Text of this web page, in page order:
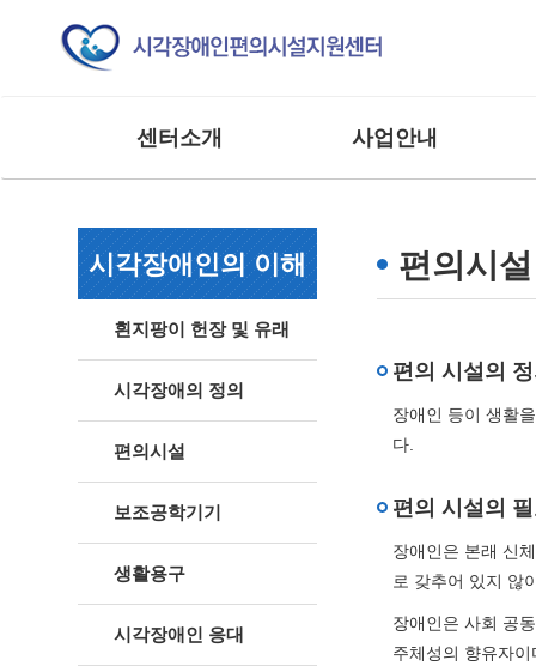
센터소개
조직도
연혁
사업 및 행사
사업안내
모니터링 사업
연구 및 제도개선사업
상담 및 점검 사업
기타 외부 용역 사업
시각장애인의 이해
흰지팡이 헌장 및 유래
시각장애의 정의
편의시설
보조공학기기
생활용구
시각장애인 응대
편의시설
편의 시설의
장애인 등이 생활
다.
편의 시설의
장애인은 본래 신
로 갖추어 있지 않
장애인은 사회 공
주체성의 향유자